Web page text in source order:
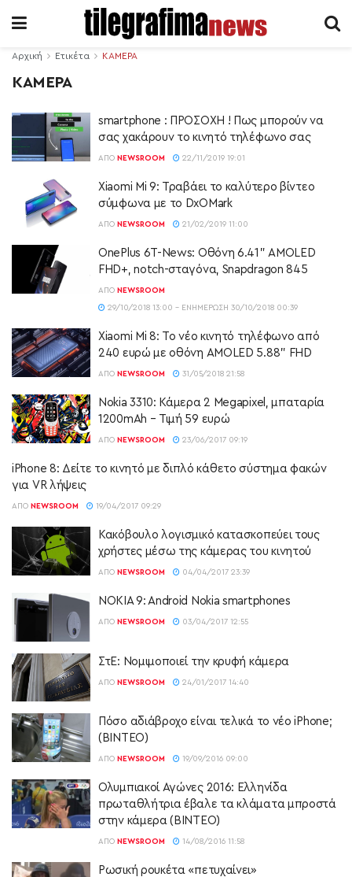
Αρχική Ετικέτα ΚΑΜΕΡΑ
ΚΑΜΕΡΑ
smartphone : ΠΡΟΣΟΧΗ ! Πως μπορούν να
σας χακάρουν το κινητό τηλέφωνο σας
ΑΠΌ NEWSROOM 22/11/2019 19:01
Xiaomi Mi 9: Τραβάει το καλύτερο βίντεο
σύμφωνα με το DxOMark
ΑΠΌ NEWSROOM 21/02/2019 11:00
OnePlus 6T-News: Οθόνη 6.41” AMOLED
FHD+, notch-σταγόνα, Snapdragon 845
ΑΠΌ NEWSROOM
29/10/2018 13:00 - ΕΝΗΜΈΡΩΣΗ 30/10/2018 00:39
Xiaomi Mi 8: Το νέο κινητό τηλέφωνο από
240 ευρώ με οθόνη AMOLED 5.88” FHD
ΑΠΌ NEWSROOM 31/05/2018 21:58
Nokia 3310: Κάμερα 2 Megapixel, μπαταρία
1200mAh – Τιμή 59 ευρώ
ΑΠΌ NEWSROOM 23/06/2017 09:19
iPhone 8: Δείτε το κινητό με διπλό κάθετο σύστημα φακών
για VR λήψεις
ΑΠΌ NEWSROOM 19/04/2017 09:29
Κακόβουλο λογισμικό κατασκοπεύει τους
χρήστες μέσω της κάμερας του κινητού
ΑΠΌ NEWSROOM 04/04/2017 23:39
NOKIA 9: Android Nokia smartphones
ΑΠΌ NEWSROOM 03/04/2017 12:55
ΣτΕ: Νομιμοποιεί την κρυφή κάμερα
ΑΠΌ NEWSROOM 24/01/2017 14:40
Πόσο αδιάβροχο είναι τελικά το νέο iPhone;
(ΒΙΝΤΕΟ)
ΑΠΌ NEWSROOM 19/09/2016 09:00
Ολυμπιακοί Αγώνες 2016: Ελληνίδα
πρωταθλήτρια έβαλε τα κλάματα μπροστά
στην κάμερα (ΒΙΝΤΕΟ)
ΑΠΌ NEWSROOM 14/08/2016 11:58
Ρωσική ρουκέτα «πετυχαίνει»